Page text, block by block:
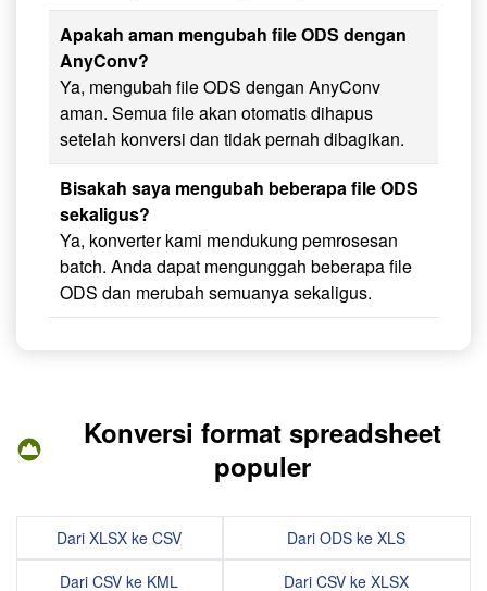
Apakah aman mengubah file ODS dengan
AnyConv?
Ya, mengubah file ODS dengan AnyConv
aman. Semua file akan otomatis dihapus
setelah konversi dan tidak pernah dibagikan.
Bisakah saya mengubah beberapa file ODS
sekaligus?
Ya, konverter kami mendukung pemrosesan
batch. Anda dapat mengunggah beberapa file
ODS dan merubah semuanya sekaligus.
Konversi format spreadsheet
populer
Dari XLSX ke CSV
Dari CSV ke KML
Dari ODS ke XLS
Dari CSV ke XLSX